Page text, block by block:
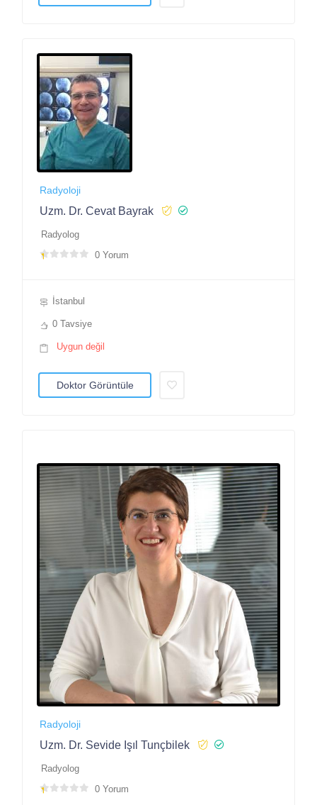
Radyoloji
Uzm. Dr. Cevat Bayrak
Radyolog
0 Yorum
İstanbul
0 Tavsiye
Uygun değil
Doktor Görüntüle
Radyoloji
Uzm. Dr. Sevide Işıl Tunçbilek
Radyolog
0 Yorum